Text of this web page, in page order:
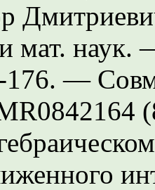
мат.
—